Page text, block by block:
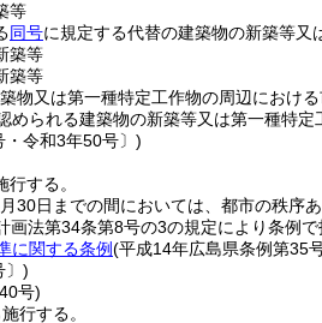
等
同号に規定する代替の建築物の新築等又
築等
築等
物又は第一種特定工作物の周辺におけ
められる建築物の新築等又は第一種特
令和3年50号〕)
する。
30日までの間においては、都市の秩序
法第34条第8号の3の規定により条例で
に関する条例(平成14年広島県条例第35
〕)
号)
行する。